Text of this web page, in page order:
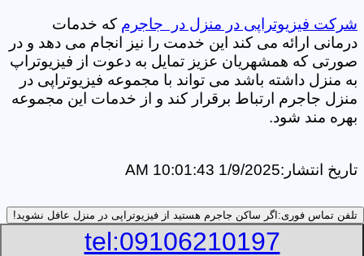
شرکت فیزیوتراپی در منزل در جاجرم که خدمات
درمانی ارائه می کند این خدمت را نیز انجام می دهد و در
صورتی که همشهریان عزیز تمایل به دعوت از فیزیوتراپ
به منزل داشته باشد می تواند با مجموعه فیزیوتراپی در
منزل جاجرم ارتباط برقرار کند و از خدمات این مجموعه
بهره مند شود.
تاریخ انتشار:1/9/2025 10:01:43 AM
تلفن تماس فوری: اگر ساکن جاجرم هستید از فیزیوتراپی در منزل عافل نشوید!
tel:09106210197